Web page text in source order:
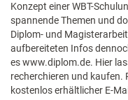
Konzept einer WBT-
spannende Themen und
Diplom- und
aufbereiteten Infos
es www.diplom.de. Hier
recherchieren und kaufen.
kostenlos erhältlicher E-